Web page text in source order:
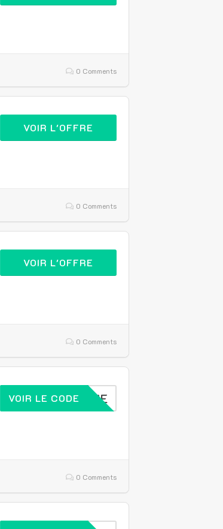
0 Comments
VOIR L'OFFRE
0 Comments
VOIR L'OFFRE
0 Comments
WELCOME
VOIR LE CODE
0 Comments